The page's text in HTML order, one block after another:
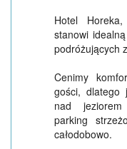
Hotel
stanowi
podróżujących
Cenimy
gości, dlatego
nad jeziorem
parking
całodobowo.